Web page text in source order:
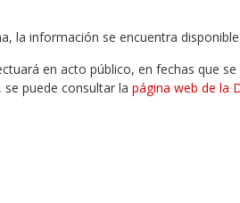
la información se encuentra
en acto público, en fechas que
puede consultar la página web de la